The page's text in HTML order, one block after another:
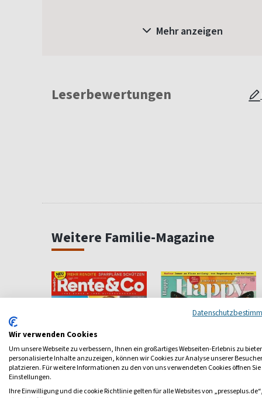
Mehr anzeigen
Leserbewertungen
Weitere Familie-Magazine
Wir verwenden Cookies
Um unsere Webseite zu verbessern, Ihnen ein großartiges Webseiten-Erlebnis zu
personalisierte Inhalte anzuzeigen, können wir Cookies zur Analyse unserer
platzieren. Für weitere Informationen zu den von uns verwendeten Cookies öffnen
Einstellungen.
Ihre Einwilligung und die cookie Richtlinie gelten für alle Websites von „presseplus.de“,